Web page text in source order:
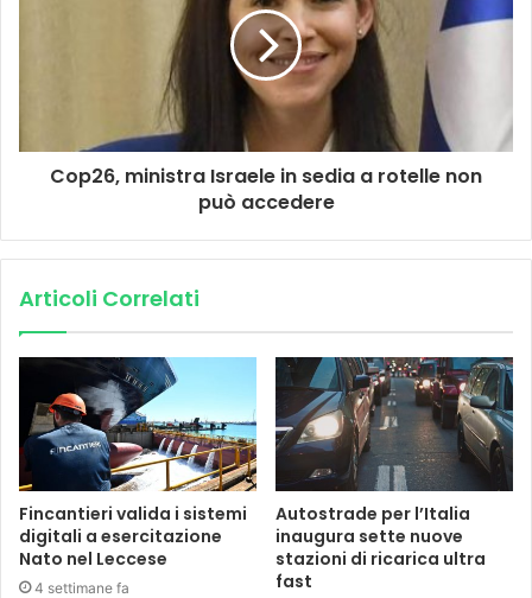
Cop26, ministra Israele in sedia a rotelle non
può accedere
Articoli Correlati
Fincantieri valida i sistemi
digitali a esercitazione
Nato nel Leccese
4 settimane fa
Autostrade per l’Italia
inaugura sette nuove
stazioni di ricarica ultra
fast